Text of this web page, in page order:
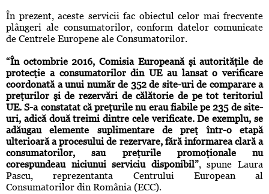
În prezent, aceste servicii fac obiectul celor mai frecvente
plângeri ale consumatorilor, conform datelor comunicate
de Centrele Europene ale Consumatorilor.
“În octombrie 2016, Comisia Europeană şi autorităţile de
protecţie a consumatorilor din UE au lansat o verificare
coordonată a unui număr de 352 de site-uri de comparare a
preţurilor şi de rezervări de călătorie de pe tot teritoriul
UE. S-a constatat că preţurile nu erau fiabile pe 235 de site-
uri, adică două treimi dintre cele verificate. De exemplu, se
adăugau elemente suplimentare de preţ într-o etapă
ulterioară a procesului de rezervare, fără informarea clară a
consumatorilor, sau preţurile promoţionale nu
corespundeau niciunui serviciu disponibil”, spune Laura
Pascu, reprezentanta Centrului European al
Consumatorilor din România (ECC).